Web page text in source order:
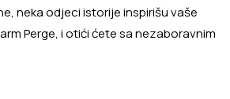
neka odjeci istorije inspirišu vaše
Perge, i otići ćete sa nezaboravnim